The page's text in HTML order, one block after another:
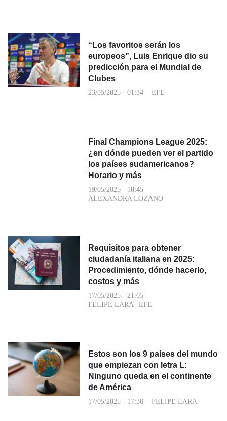
“Los favoritos serán los
europeos”, Luis Enrique dio su
predicción para el Mundial de
Clubes
23/05/2025 - 01:34 EFE
Final Champions League 2025:
¿en dónde pueden ver el partido
los países sudamericanos?
Horario y más
19/05/2025 - 18:45
ALEXANDRA LOZANO
Requisitos para obtener
ciudadanía italiana en 2025:
Procedimiento, dónde hacerlo,
costos y más
17/05/2025 - 21:05
FELIPE LARA | EFE
Estos son los 9 países del mundo
que empiezan con letra L:
Ninguno queda en el continente
de América
17/05/2025 - 17:38 FELIPE LARA